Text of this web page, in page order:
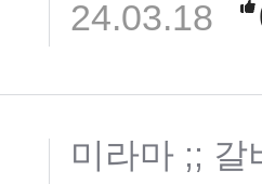
24.03.18
미라마 ;; 갈